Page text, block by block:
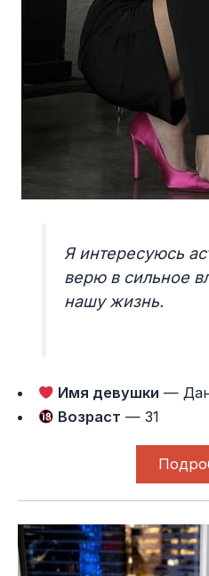
Я интересуюсь
верю в сильное
нашу жизнь.
Имя девушки —
Возраст — 31